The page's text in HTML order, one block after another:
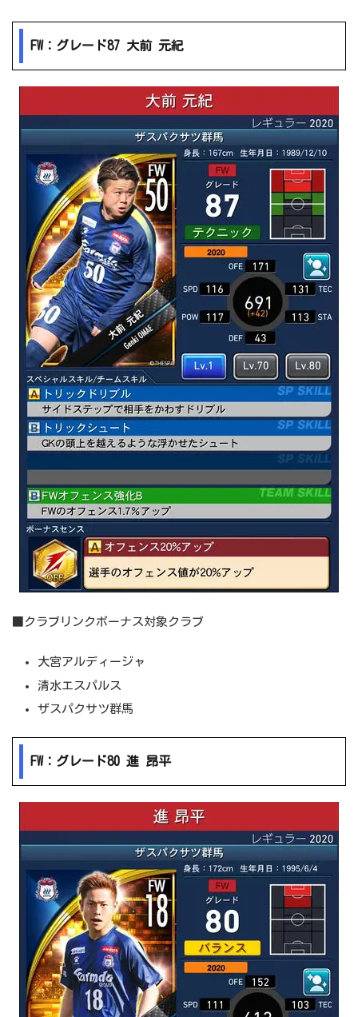
FW：グレード87 大前 元紀
■クラブリンクボーナス対象クラブ
大宮アルディージャ
清水エスパルス
ザスパクサツ群馬
FW：グレード80 進 昂平